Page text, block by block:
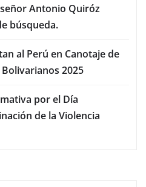
Antonio Quiróz
búsqueda.
al Perú en Canotaje de
2025
por el Día
de la Violencia